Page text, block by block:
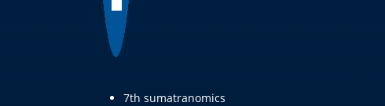
7th sumatranomics